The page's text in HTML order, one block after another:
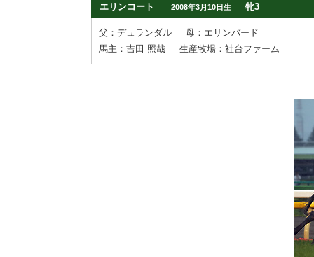
エリンコート
2008年3月10日生 牝3
父：デュランダル
母：エリンバード
馬主：吉田 照哉
生産牧場：社台ファーム